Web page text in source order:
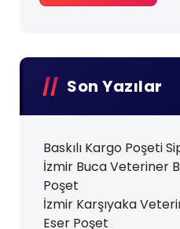
Son Yazılar
Baskılı Kargo Poşeti
İzmir Buca Veteriner
Poşet
İzmir Karşıyaka
Eser Poşet